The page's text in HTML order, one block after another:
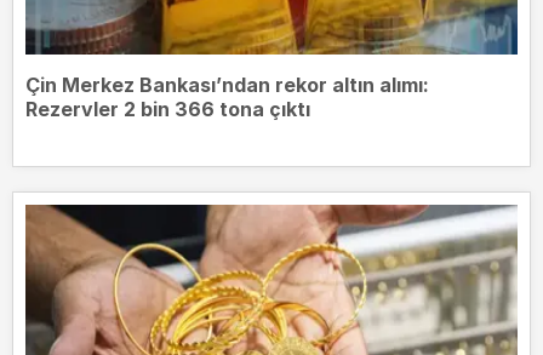
Çin Merkez Bankası’ndan rekor altın alımı:
Rezervler 2 bin 366 tona çıktı